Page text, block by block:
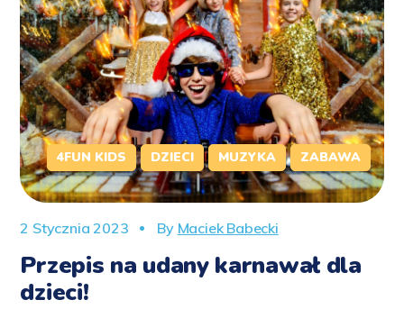
4FUN KIDS DZIECI MUZYKA ZABAWA
2 Stycznia 2023 By Maciek Babecki
Przepis na udany karnawał dla
dzieci!